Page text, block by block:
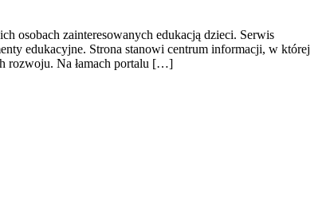
osobach zainteresowanych edukacją dzieci. Serwis
edukacyjne. Strona stanowi centrum informacji, w której
rozwoju. Na łamach portalu […]